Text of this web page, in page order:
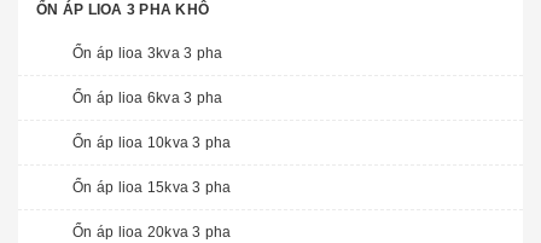
ỔN ÁP LIOA 3 PHA KHÔ
Ổn áp lioa 3kva 3 pha
Ổn áp lioa 6kva 3 pha
Ổn áp lioa 10kva 3 pha
Ổn áp lioa 15kva 3 pha
Ổn áp lioa 20kva 3 pha